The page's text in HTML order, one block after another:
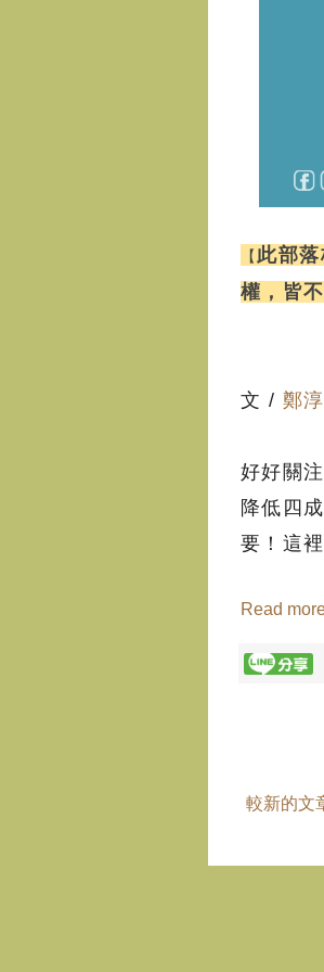
【此部
權 ， 皆
文 / 鄭
好好關
降低四
要！這
Read
較新的文